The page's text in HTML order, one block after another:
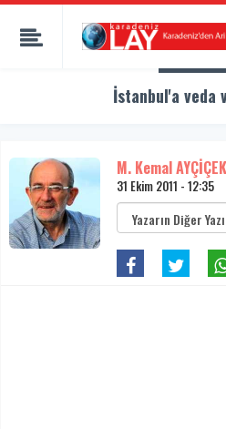
İstanbul'a veda
M. Kemal
31 Ekim 2011 - 12:35